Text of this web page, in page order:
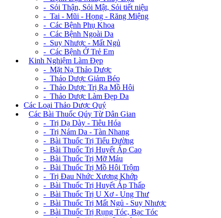
- Sỏi Thận, Sỏi Mật, Sỏi tiết niệu
- Tai - Mũi - Họng - Răng Miệng
- Các Bệnh Phụ Khoa
- Các Bệnh Ngoài Da
- Suy Nhược - Mất Ngủ
- Các Bệnh Ở Trẻ Em
Kinh Nghiệm Làm Đẹp
- Mặt Nạ Thảo Dược
- Thảo Dược Giảm Béo
- Thảo Dược Trị Ra Mồ Hôi
- Thảo Dược Làm Đẹp Da
Các Loại Thảo Dược Quý
Các Bài Thuốc Qúy Từ Dân Gian
- Trị Dạ Dày - Tiêu Hóa
- Trị Nám Da - Tàn Nhang
- Bài Thuốc Trị Tiểu Đường
- Bài Thuốc Trị Huyết Áp Cao
- Bài Thuốc Trị Mỡ Máu
- Bài Thuốc Trị Mồ Hôi Trộm
- Trị Đau Nhức Xương Khớp
- Bài Thuốc Trị Huyết Áp Thấp
- Bài Thuốc Trị U Xơ - Ung Thư
- Bài Thuốc Trị Mất Ngủ - Suy Nhược
- Bài Thuốc Trị Rụng Tóc, Bạc Tóc